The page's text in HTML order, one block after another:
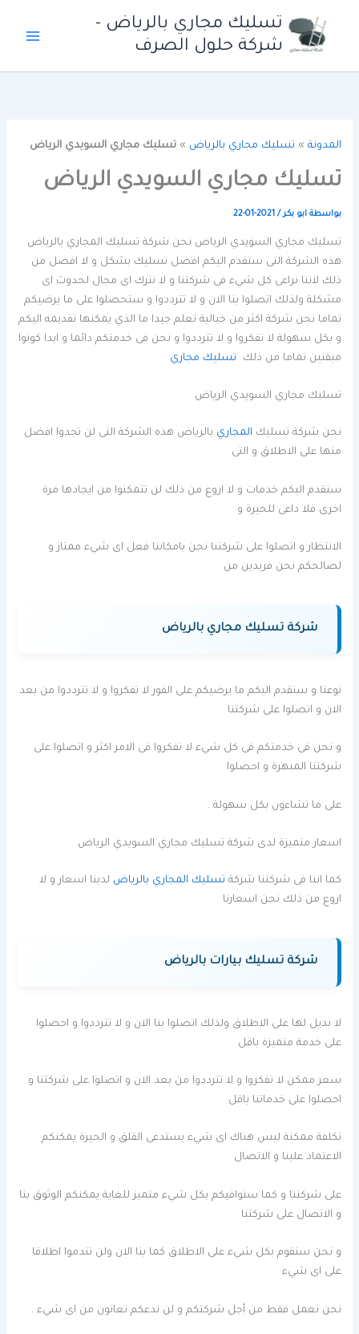
المحتوى
تسليك مجاري بالرياض -
شركة حلول الصرف
المدونة » تسليك مجاري بالرياض »تسليك مجاري السويدي الرياض
تسليك مجاري السويدي الرياض
بواسطة ابو بكر/
2021-01-22
تسليك مجاري السويدي الرياض نحن شركة تسليك المجاري بالرياض
هذه الشركة التى ستقدم اليكم افضل تسليك بشكل و لا افضل من
ذلك لاننا نراعى كل شيء فى شركتنا و لا نترك اى مجال لحدوث اى
مشكلة ولذلك اتصلوا بنا الان و لا تترددوا و ستحصلوا على ما يرضيكم
تماما نحن شركة اكثر من خيالية تعلم جيدا ما الذي يمكنها تقديمه اليكم
و بكل سهولة لا تفكروا و لا تترددوا و نحن فى خدمتكم دائما و ابدا كونوا
ميقنين تماما من ذلك تسليك مجاري
تسليك مجاري السويدي الرياض
نحن شركة تسليك المجاري بالرياض هذه الشركة التى لن تجدوا افضل
منها على الاطلاق و التى
ستقدم اليكم خدمات و لا اروع من ذلك لن تتمكنوا من ايجادها مرة
اخرى فلا داعى للحيرة و
الانتظار و اتصلوا على شركتنا نحن بامكاننا فعل اى شيء ممتاز و
لصالحكم نحن فريدين من
شركة تسليك مجاري بالرياض
نوعنا و سنقدم اليكم ما يرضيكم على الفور لا تفكروا و لا تترددوا من بعد
الان و اتصلوا على شركتنا
و نحن فى خدمتكم فى كل شيء لا تفكروا فى الامر اكثر و اتصلوا على
شركتنا المبهرة و احصلوا
على ما تشاءون بكل سهولة .
اسعار متميزة لدى شركة تسليك مجاري السويدي الرياض
كما اننا فى شركتنا شركة تسليك المجاري بالرياض لدينا اسعار و لا
اروع من ذلك نحن اسعارنا
شركة تسليك بيارات بالرياض
لا بديل لها على الاطلاق ولذلك اتصلوا بنا الان و لا تترددوا و احصلوا
على خدمة متميزة باقل
سعر ممكن لا تفكروا و لا تترددوا من بعد الان و اتصلوا على شركتنا و
احصلوا على خدماتنا باقل
تكلفة ممكنة ليس هناك اى شيء يستدعى القلق و الحيرة يمكنكم
الاعتماد علينا و الاتصال
على شركتنا و كما سنوافيكم بكل شيء متميز للغاية يمكنكم الوثوق بنا
و الاتصال على شركتنا
و نحن سنقوم بكل شيء على الاطلاق كما بنا الان ولن تندموا اطلاقا
على اى شيء
نحن نعمل فقط من أجل شركتكم و لن ندعكم تعانون من اى شيء .